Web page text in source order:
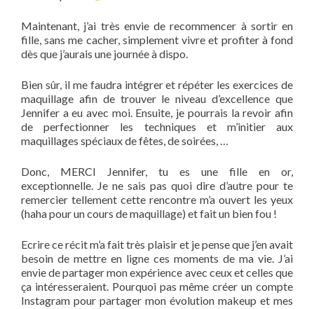
Maintenant, j’ai très envie de recommencer à sortir en
fille, sans me cacher, simplement vivre et profiter à fond
dès que j’aurais une journée à dispo.
Bien sûr, il me faudra intégrer et répéter les exercices de
maquillage afin de trouver le niveau d’excellence que
Jennifer a eu avec moi. Ensuite, je pourrais la revoir afin
de perfectionner les techniques et m’initier aux
maquillages spéciaux de fêtes, de soirées, …
Donc, MERCI Jennifer, tu es une fille en or,
exceptionnelle. Je ne sais pas quoi dire d’autre pour te
remercier tellement cette rencontre m’a ouvert les yeux
(haha pour un cours de maquillage) et fait un bien fou !
Ecrire ce récit m’a fait très plaisir et je pense que j’en avait
besoin de mettre en ligne ces moments de ma vie. J’ai
envie de partager mon expérience avec ceux et celles que
ça intéresseraient. Pourquoi pas même créer un compte
Instagram pour partager mon évolution makeup et mes